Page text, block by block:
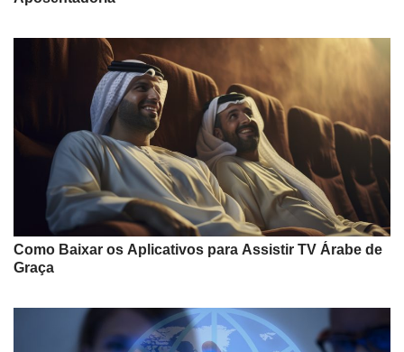
Como Baixar os Aplicativos para Assistir TV Árabe de
Graça